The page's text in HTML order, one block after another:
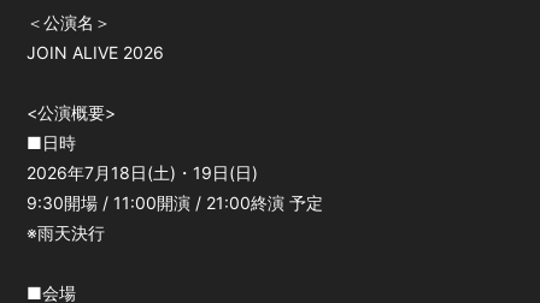
＜公演名＞
JOIN ALIVE 2026
<公演概要>
■日時
2026年7月18日(土)・19日(日)
9:30開場 / 11:00開演 / 21:00終演 予定
※雨天決行
■会場